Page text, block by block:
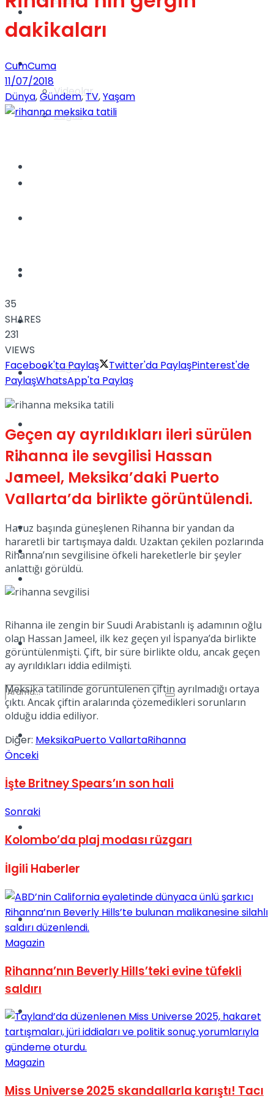
Videolar
Sağlık
TV
Kadınca
Dünya
Türkiye
Sinema
Tatil
Gündem
Yaşam
Sağlık
Türkiye
Müzik
Tatil
Spor
Podcast
No Result
View All Result
dakikaları
CumCuma
11/07/2018
Dünya,Gündem,TV,Yaşam
35
SHARES
231
VIEWS
Facebook'ta Paylaş
Twitter'da PaylaşPinterest'de
PaylaşWhatsApp'ta Paylaş
Geçen ay ayrıldıkları ileri sürülen
Rihanna ile sevgilisi Hassan
Jameel, Meksika’daki Puerto
Vallarta’da birlikte görüntülendi.
Havuz başında güneşlenen Rihanna bir yandan da
hararetli bir tartışmaya daldı. Uzaktan çekilen pozlarında
Rihanna’nın sevgilisine öfkeli hareketlerle bir şeyler
anlattığı görüldü.
Rihanna ile zengin bir Suudi Arabistanlı iş adamının oğlu
olan Hassan Jameel, ilk kez geçen yıl İspanya’da birlikte
görüntülenmişti. Çift, bir süre birlikte oldu, ancak geçen
ay ayrıldıkları iddia edilmişti.
Meksika tatilinde görüntülenen çiftin ayrılmadığı ortaya
çıktı. Ancak çiftin aralarında çözemedikleri sorunların
olduğu iddia ediliyor.
Diğer: MeksikaPuerto VallartaRihanna
Önceki
İşte Britney Spears’ın son hali
Sonraki
Kolombo’da plaj modası rüzgarı
İlgili Haberler
Magazin
Rihanna’nın Beverly Hills’teki evine tüfekli
saldırı
Magazin
Miss Universe 2025 skandallarla karıştı! Tacı